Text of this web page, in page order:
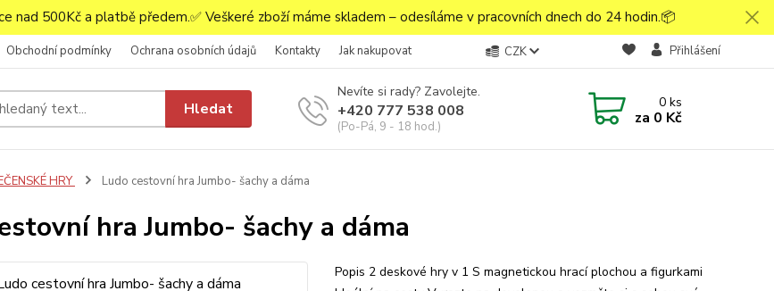
nad 500Kč a platbě předem.✅ Veškeré zboží máme skladem – odesíláme v pracovních dnech do 24 hodin.📦
Obchodní podmínky Ochrana osobních údajů Kontakty Jak nakupovat CZK Přihlášení
Hledat
Nevíte si rady? Zavolejte.
+420 777 538 008
(Po-Pá, 9 - 18 hod.)
0ks
za 0 Kč
HRY Ludo cestovní hra Jumbo- šachy a dáma
hra Jumbo- šachy a dáma
Popis 2 deskové hry v 1 S magnetickou hrací plochou a figurkami